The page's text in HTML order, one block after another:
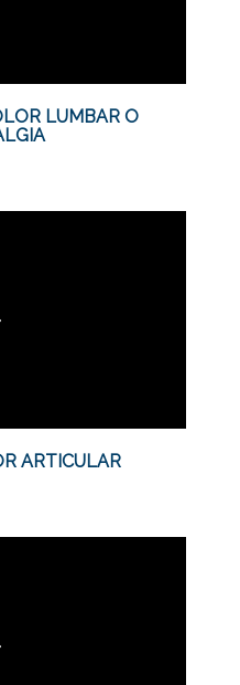
LUMBAR O
ARTICULAR